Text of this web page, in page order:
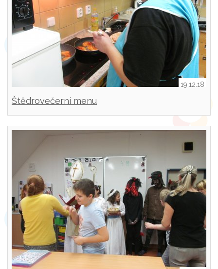
19.12.18
Štědrovečerní menu